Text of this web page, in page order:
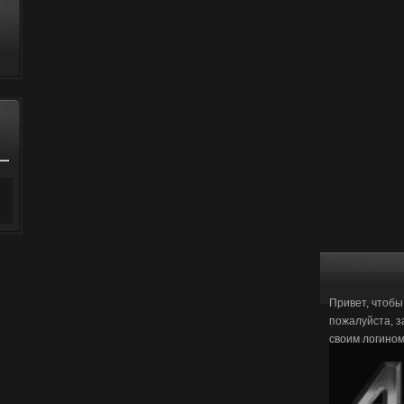
Привет,
пожалуйста,
своим логином